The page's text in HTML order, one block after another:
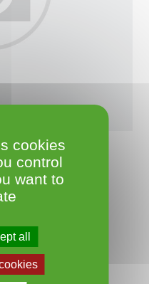
cookies
control
want to
all